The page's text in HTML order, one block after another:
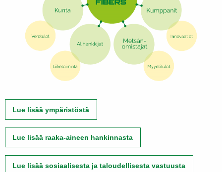
Lue lisää ympäristöstä
Lue lisää raaka-aineen hankinnasta
Lue lisää sosiaalisesta ja taloudellisesta vastuusta